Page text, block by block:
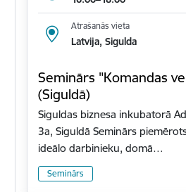
Atrašanās vieta
Latvija, Sigulda
Seminārs "Komandas
(Siguldā)
Siguldas biznesa inkubatorā
3a, Siguldā Seminārs
ideālo darbinieku, domā…
Seminārs